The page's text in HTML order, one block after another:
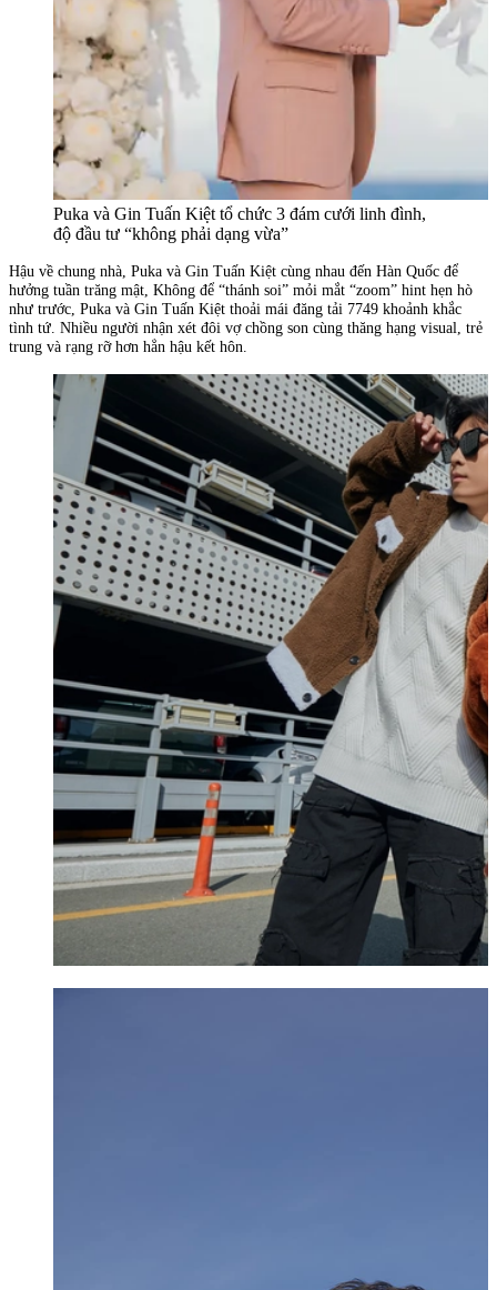
Puka và Gin Tuấn Kiệt tổ chức 3 đám cưới linh đình,
độ đầu tư “không phải dạng vừa”
Hậu về chung nhà, Puka và Gin Tuấn Kiệt cùng nhau đến Hàn Quốc để
hưởng tuần trăng mật, Không để “thánh soi” mỏi mắt “zoom” hint hẹn hò
như trước, Puka và Gin Tuấn Kiệt thoải mái đăng tải 7749 khoảnh khắc
tình tứ. Nhiều người nhận xét đôi vợ chồng son cùng thăng hạng visual, trẻ
trung và rạng rỡ hơn hẳn hậu kết hôn.